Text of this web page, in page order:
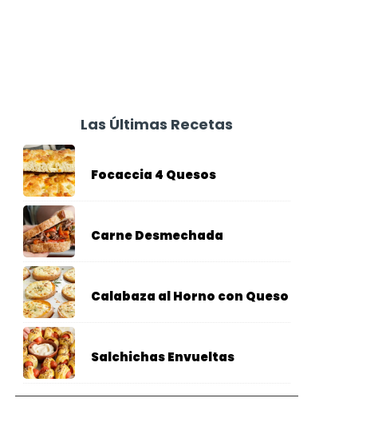
Las Últimas Recetas
Focaccia 4 Quesos
Carne Desmechada
Calabaza al Horno con Queso
Salchichas Envueltas